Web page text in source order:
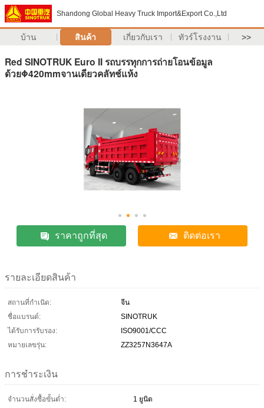
Shandong Global Heavy Truck Import&Export Co.,Ltd
บ้าน สินค้า เกี่ยวกับเรา ทัวร์โรงงาน >>
Red SINOTRUK Euro II รถบรรทุกการถ่ายโอนข้อมูล
ด้วยΦ420mmจานเดียวคลัทช์แห้ง
ราคาถูกที่สุด ติดต่อเรา
รายละเอียดสินค้า
สถานที่กำเนิด:
จีน
ชื่อแบรนด์:
SINOTRUK
ได้รับการรับรอง:
ISO9001/CCC
หมายเลขรุ่น:
ZZ3257N3647A
การชำระเงิน
จำนวนสั่งซื้อขั้นต่ำ:
1 ยูนิต